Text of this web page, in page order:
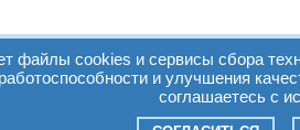
файлы cookies и сервисы сбора
и улучшения
соглашаетесь с